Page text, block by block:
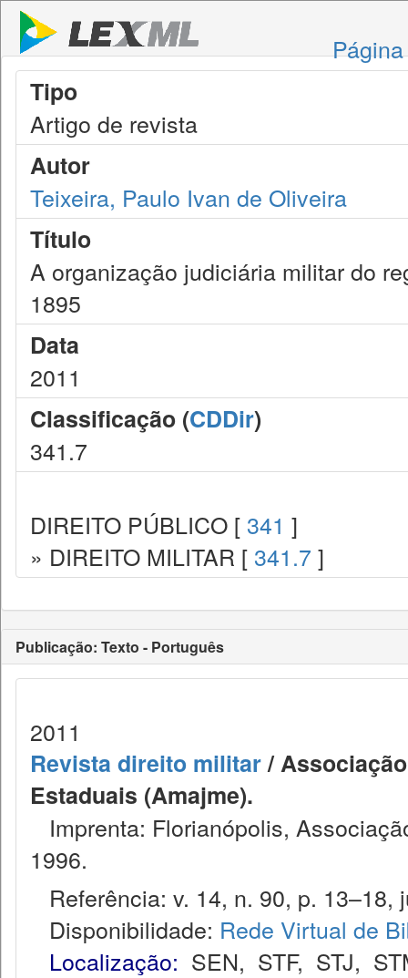
Tipo
Artigo de revista
Autor
Teixeira, Paulo Ivan de Oliveira
Título
A organização judiciária militar do
1895
Data
2011
Classificação (CDDir)
341.7
DIREITO PÚBLICO [ 341 ]
» DIREITO MILITAR [ 341.7 ]
Publicação: Texto - Português
2011
Revista direito militar/
Estaduais (Amajme).
Imprenta: Florianópolis,
1996.
Referência: v. 14, n. 90, p. 13–18,
Disponibilidade: Rede Virtual de
Localização: SEN, STF, STJ,